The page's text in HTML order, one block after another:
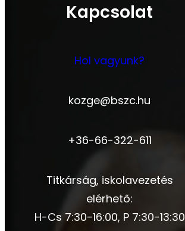
Kapcsolat
Hol vagyunk?
kozge@bszc.hu
+36-66-322-611
Titkárság, iskolavezetés
elérhető:
H-Cs 7:30-16:00, P 7:30-13:30